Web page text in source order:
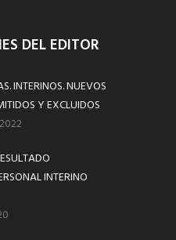
DEL EDITOR
INTERINOS. NUEVOS
Y EXCLUIDOS
INTERINO